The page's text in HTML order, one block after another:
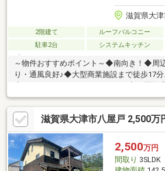
滋賀県大
2階建て ルーフバルコニー
駐車2台
システムキッチン
～物件おすすめポイント～◆南向き！◆周
り・通風良好♪◆大型商業施設まで徒歩17分
店 …1，316ｍ(徒歩17分)ファミリーマー
559ｍ(20分
遠方のお客様も安心のオンライン案内実施
スペース有◆店舗裏に駐車場有
滋賀県大津市八屋戸 2,500万
2,500万円
間取り 3SLDK